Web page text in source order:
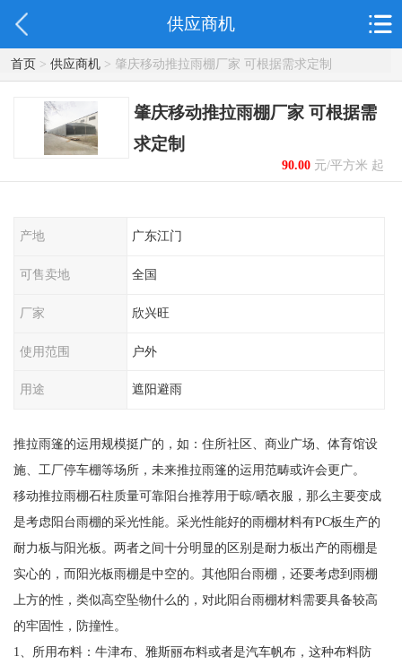
供应商机
首页> 供应商机> 肇庆移动推拉雨棚厂家 可根据需求定制
肇庆移动推拉雨棚厂家 可根据需
求定制
90.00元/平方米 起
产地 广东江门
可售卖地 全国
厂家 欣兴旺
使用范围 户外
用途 遮阳避雨
推拉雨篷的运用规模挺广的，如：住所社区、商业广场、体育馆设
施、工厂停车棚等场所，未来推拉雨篷的运用范畴或许会更广。
移动推拉雨棚石柱质量可靠阳台推荐用于晾/晒衣服，那么主要变成
是考虑阳台雨棚的采光性能。采光性能好的雨棚材料有PC板生产的
耐力板与阳光板。两者之间十分明显的区别是耐力板出产的雨棚是
实心的，而阳光板雨棚是中空的。其他阳台雨棚，还要考虑到雨棚
上方的性，类似高空坠物什么的，对此阳台雨棚材料需要具备较高
的牢固性，防撞性。
1、所用布料：牛津布、雅斯丽布料或者是汽车帆布，这种布料防